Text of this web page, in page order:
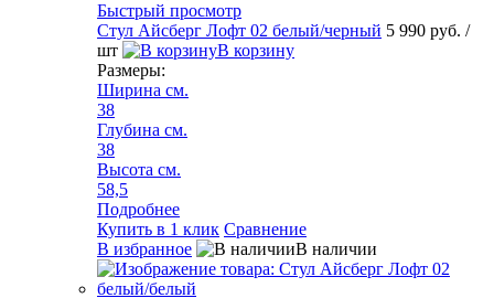
Быстрый просмотр
Стул Айсберг Лофт 02 белый/черный 5 990 руб. /
шт
В корзину
Размеры:
Ширина см.
38
Глубина см.
38
Высота см.
58,5
Подробнее
Купить в 1 клик Сравнение
В избранное
В наличии